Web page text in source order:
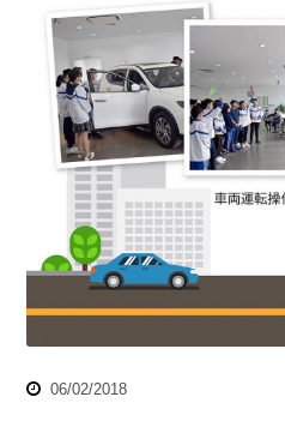
06/02/2018